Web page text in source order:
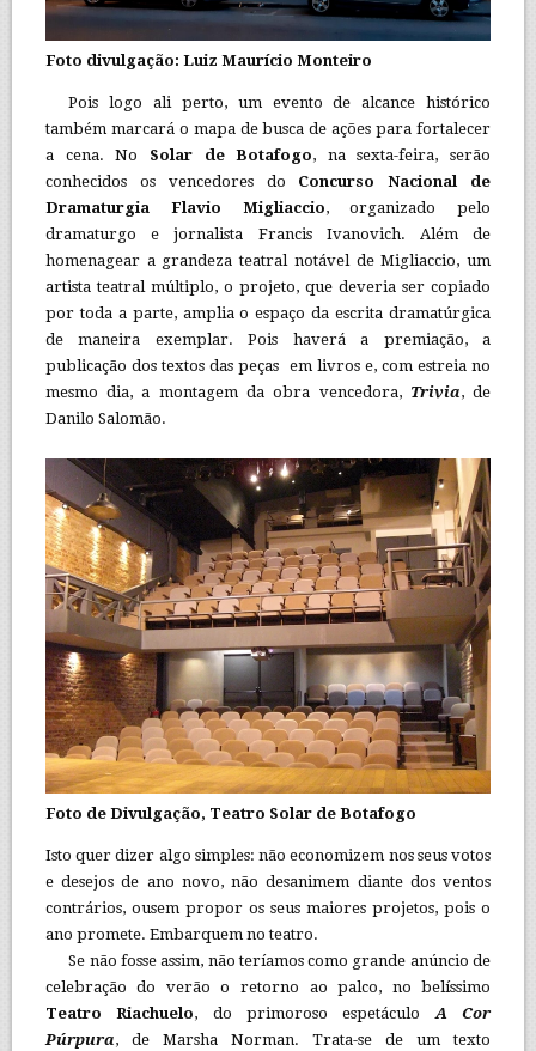
Foto divulgação: Luiz Maurício Monteiro
Pois logo ali perto, um evento de alcance histórico
também marcará o mapa de busca de ações para fortalecer
a cena. No Solar de Botafogo, na sexta-feira, serão
conhecidos os vencedores do Concurso Nacional de
Dramaturgia Flavio Migliaccio, organizado pelo
dramaturgo e jornalista Francis Ivanovich. Além de
homenagear a grandeza teatral notável de Migliaccio, um
artista teatral múltiplo, o projeto, que deveria ser copiado
por toda a parte, amplia o espaço da escrita dramatúrgica
de maneira exemplar. Pois haverá a premiação, a
publicação dos textos das peças em livros e, com estreia no
mesmo dia, a montagem da obra vencedora, Trivia, de
Danilo Salomão.
Foto de Divulgação, Teatro Solar de Botafogo
Isto quer dizer algo simples: não economizem nos seus votos
e desejos de ano novo, não desanimem diante dos ventos
contrários, ousem propor os seus maiores projetos, pois o
ano promete. Embarquem no teatro.
Se não fosse assim, não teríamos como grande anúncio de
celebração do verão o retorno ao palco, no belíssimo
Teatro Riachuelo, do primoroso espetáculoA Cor
Púrpura, de Marsha Norman. Trata-se de um texto